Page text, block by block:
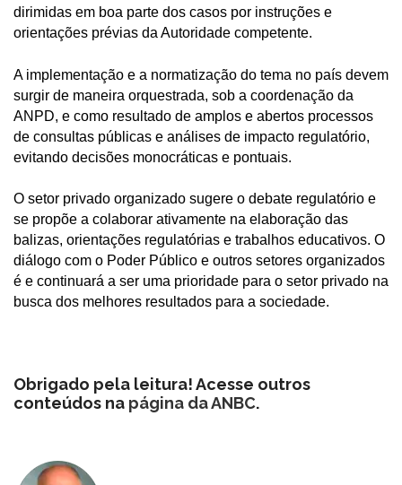
dirimidas em boa parte dos casos por instruções e
orientações prévias da Autoridade competente.
A implementação e a normatização do tema no país devem
surgir de maneira orquestrada, sob a coordenação da
ANPD, e como resultado de amplos e abertos processos
de consultas públicas e análises de impacto regulatório,
evitando decisões monocráticas e pontuais.
O setor privado organizado sugere o debate regulatório e
se propõe a colaborar ativamente na elaboração das
balizas, orientações regulatórias e trabalhos educativos. O
diálogo com o Poder Público e outros setores organizados
é e continuará a ser uma prioridade para o setor privado na
busca dos melhores resultados para a sociedade.
Obrigado pela leitura! Acesse outros
conteúdos na página da ANBC.